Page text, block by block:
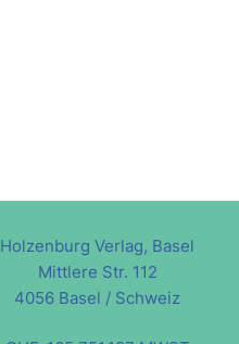
Holzenburg Verlag, Basel
Mittlere Str. 112
4056 Basel / Schweiz